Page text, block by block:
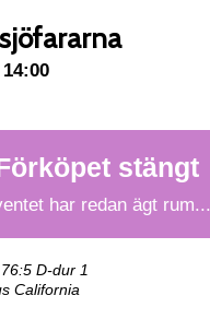
stängt
har redan ägt rum...
D-dur 1
California